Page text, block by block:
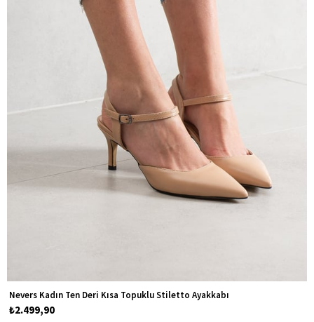
Nevers Kadın Ten Deri Kısa Topuklu Stiletto Ayakkabı
₺2.499,90